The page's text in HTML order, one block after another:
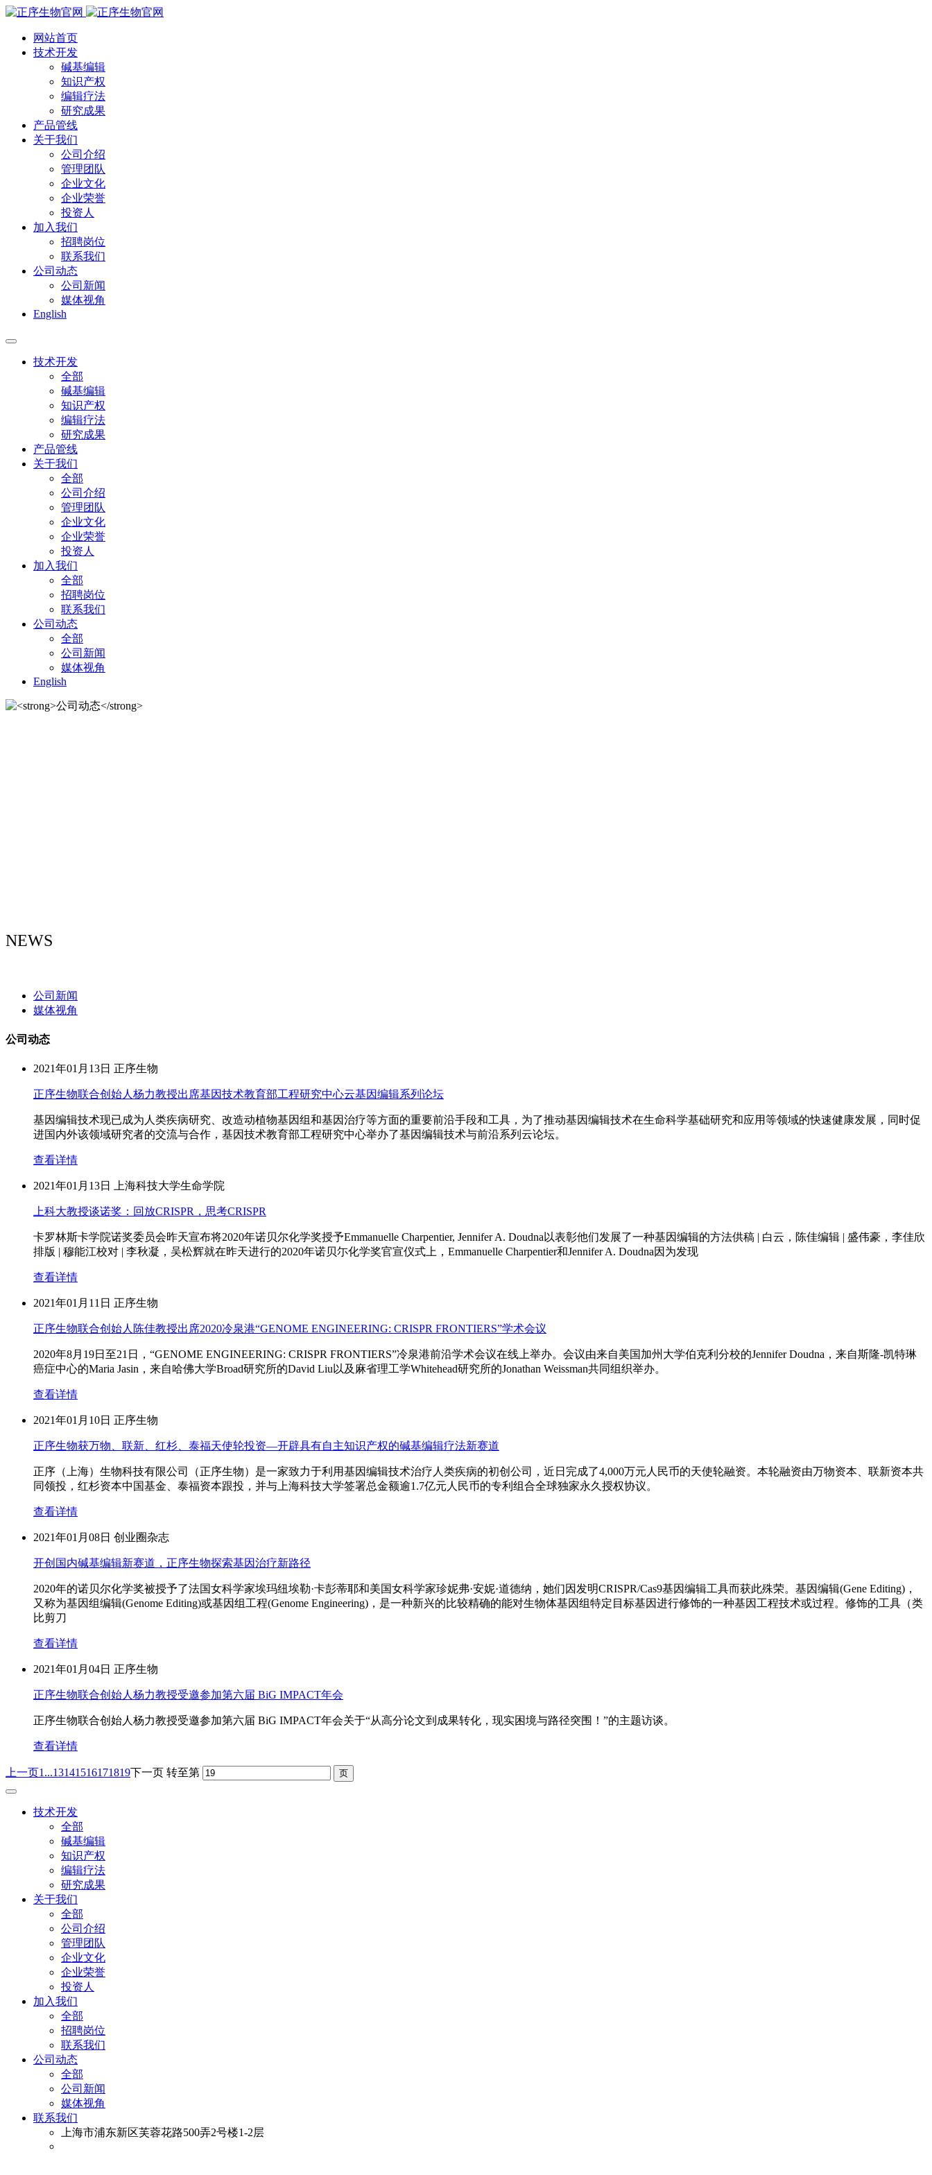
网站首页
技术开发
碱基编辑
知识产权
编辑疗法
研究成果
产品管线
关于我们
公司介绍
管理团队
企业文化
企业荣誉
投资人
加入我们
招聘岗位
联系我们
公司动态
公司新闻
媒体视角
English
技术开发
全部
碱基编辑
知识产权
编辑疗法
研究成果
产品管线
关于我们
全部
公司介绍
管理团队
企业文化
企业荣誉
投资人
加入我们
全部
招聘岗位
联系我们
公司动态
全部
公司新闻
媒体视角
English
NEWS
公司新闻
媒体视角
公司动态
2021年01月13日 正序生物
正序生物联合创始人杨力教授出席基因技术教育部工程研究中心云基因编辑系列论坛
基因编辑技术现已成为人类疾病研究、改造动植物基因组和基因治疗等方面的重要前沿手段和工具，为了推动基因编辑技术在生命科学基础研究和应用等领域的快速健康发展，同时促
进国内外该领域研究者的交流与合作，基因技术教育部工程研究中心举办了基因编辑技术与前沿系列云论坛。
查看详情
2021年01月13日 上海科技大学生命学院
上科大教授谈诺奖：回放CRISPR，思考CRISPR
卡罗林斯卡学院诺奖委员会昨天宣布将2020年诺贝尔化学奖授予Emmanuelle Charpentier, Jennifer A. Doudna以表彰他们发展了一种基因编辑的方法供稿 | 白云，陈佳编辑 | 盛伟豪，李佳欣
排版 | 穆能江校对 | 李秋凝，吴松辉就在昨天进行的2020年诺贝尓化学奖官宣仪式上，Emmanuelle Charpentier和Jennifer A. Doudna因为发现
查看详情
2021年01月11日 正序生物
正序生物联合创始人陈佳教授出席2020冷泉港“GENOME ENGINEERING: CRISPR FRONTIERS”学术会议
2020年8月19日至21日，“GENOME ENGINEERING: CRISPR FRONTIERS”冷泉港前沿学术会议在线上举办。会议由来自美国加州大学伯克利分校的Jennifer Doudna，来自斯隆-凯特琳
癌症中心的Maria Jasin，来自哈佛大学Broad研究所的David Liu以及麻省理工学Whitehead研究所的Jonathan Weissman共同组织举办。
查看详情
2021年01月10日 正序生物
正序生物获万物、联新、红杉、泰福天使轮投资—开辟具有自主知识产权的碱基编辑疗法新赛道
正序（上海）生物科技有限公司（正序生物）是一家致力于利用基因编辑技术治疗人类疾病的初创公司，近日完成了4,000万元人民币的天使轮融资。本轮融资由万物资本、联新资本共
同领投，红杉资本中国基金、泰福资本跟投，并与上海科技大学签署总金额逾1.7亿元人民币的专利组合全球独家永久授权协议。
查看详情
2021年01月08日 创业圈杂志
开创国内碱基编辑新赛道，正序生物探索基因治疗新路径
2020年的诺贝尔化学奖被授予了法国女科学家埃玛纽埃勒·卡彭蒂耶和美国女科学家珍妮弗·安妮·道德纳，她们因发明CRISPR/Cas9基因编辑工具而获此殊荣。基因编辑(Gene Editing)，
又称为基因组编辑(Genome Editing)或基因组工程(Genome Engineering)，是一种新兴的比较精确的能对生物体基因组特定目标基因进行修饰的一种基因工程技术或过程。修饰的工具（类
比剪刀
查看详情
2021年01月04日 正序生物
正序生物联合创始人杨力教授受邀参加第六届 BiG IMPACT年会
正序生物联合创始人杨力教授受邀参加第六届 BiG IMPACT年会关于“从高分论文到成果转化，现实困境与路径突围！”的主题访谈。
查看详情
上一页1...13141516171819下一页 转至第
技术开发
全部
碱基编辑
知识产权
编辑疗法
研究成果
关于我们
全部
公司介绍
管理团队
企业文化
企业荣誉
投资人
加入我们
全部
招聘岗位
联系我们
公司动态
全部
公司新闻
媒体视角
联系我们
上海市浦东新区芙蓉花路500弄2号楼1-2层